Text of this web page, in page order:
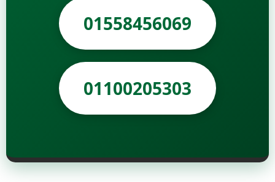
01558456069
01100205303